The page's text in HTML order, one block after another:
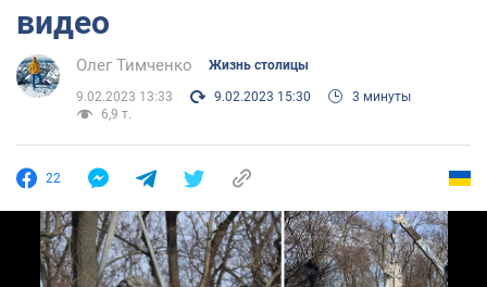
видео
Олег Тимченко Жизнь столицы
9.02.2023 13:33 9.02.2023 15:30
3 минуты
6,9 т.
22